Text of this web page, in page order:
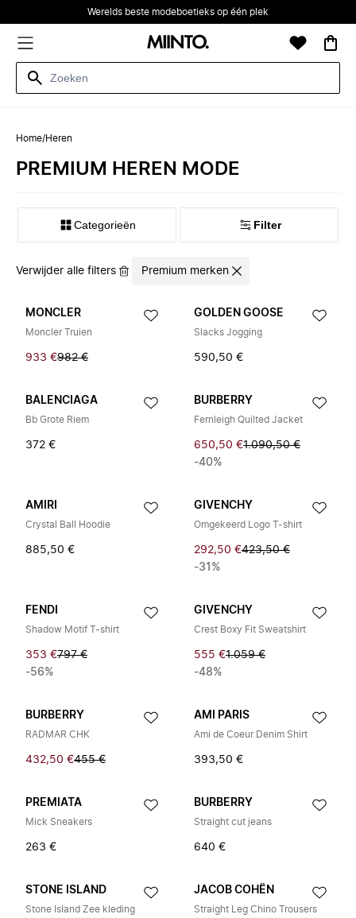
Werelds beste modeboetieks op één plek
Home/Heren
PREMIUM HEREN MODE
Categorieën Filter
Verwijder alle filters Premium merken
MONCLER
Moncler Truien
933 €982 €
GOLDEN GOOSE
Slacks Jogging
590,50 €
BALENCIAGA
Bb Grote Riem
372 €
BURBERRY
Fernleigh Quilted Jacket
650,50 €1.090,50 €
-40%
AMIRI
Crystal Ball Hoodie
885,50 €
GIVENCHY
Omgekeerd Logo T-shirt
292,50 €423,50 €
-31%
FENDI
Shadow Motif T-shirt
353 €797 €
-56%
GIVENCHY
Crest Boxy Fit Sweatshirt
555 €1.059 €
-48%
BURBERRY
RADMAR CHK
432,50 €455 €
AMI PARIS
Ami de Coeur Denim Shirt
393,50 €
PREMIATA
Mick Sneakers
263 €
BURBERRY
Straight cut jeans
640 €
STONE ISLAND
Stone Island Zee kleding
JACOB COHËN
Straight Leg Chino Trousers